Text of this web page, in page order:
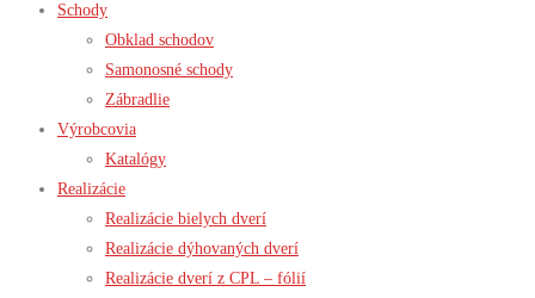
Schody
Obklad schodov
Samonosné schody
Zábradlie
Výrobcovia
Katalógy
Realizácie
Realizácie bielych dverí
Realizácie dýhovaných dverí
Realizácie dverí z CPL – fólií